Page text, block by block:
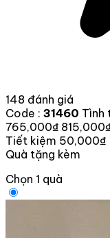
148 đánh giá
Code : 31460 Tình
765,000₫
Tiết kiệm 50,000₫
Quà tặng kèm
Chọn 1 quà